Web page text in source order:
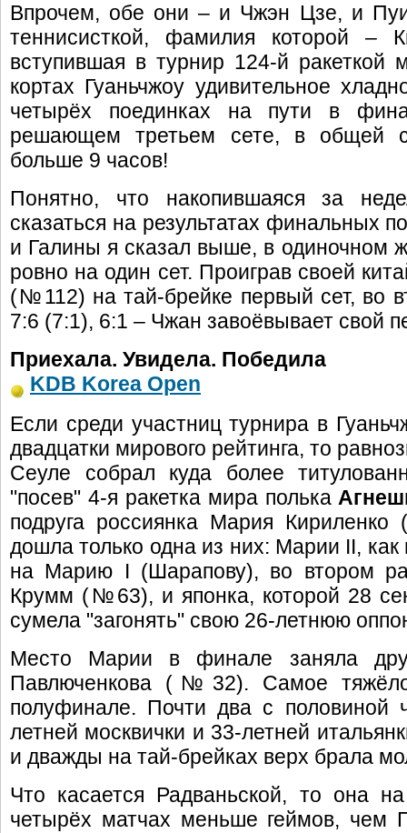
Впрочем, обе они – и Чжэн Цзе, и
теннисисткой, фамилия которой –
вступившая в турнир 124-й ракеткой
кортах Гуаньчжоу удивительное
четырёх поединках на пути в
решающем третьем сете, в общей
больше 9 часов!
Понятно, что накопившаяся за
сказаться на результатах финальных
и Галины я сказал выше, в одиночном
ровно на один сет. Проиграв своей
(№112) на тай-брейке первый сет, во
7:6 (7:1), 6:1 – Чжан завоёвывает свой
Приехала. Увидела. Победила
KDB Korea Open
Если среди участниц турнира в
двадцатки мирового рейтинга, то
Сеуле собрал куда более
"посев" 4-я ракетка мира полька
подруга россиянка Мария
дошла только одна из них: Марии II,
на Марию I (Шарапову), во втором
Крумм (№63), и японка, которой 28
сумела "загонять" свою 26-летнюю
Место Марии в финале заняла
Павлюченкова (№32). Самое
полуфинале. Почти два с половиной
летней москвички и 33-летней
и дважды на тай-брейках верх брала
Что касается Радваньской, то она
четырёх матчах меньше геймов, чем